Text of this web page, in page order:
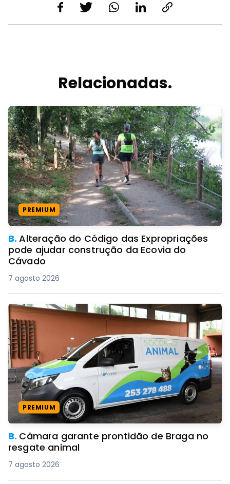
Relacionadas.
PREMIUM
B.Alteração do Código das Expropriações
pode ajudar construção da Ecovia do
Cávado
7 agosto 2026
PREMIUM
B. Câmara garante prontidão de Braga no
resgate animal
7 agosto 2026